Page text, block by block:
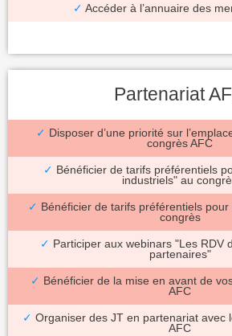
✓ Accéder à l’annuaire des
Partenariat
✓ Disposer d’une priorité sur
congrès AFC
✓ Bénéficier de tarifs préférentiels
industriels" au
✓ Bénéficier de tarifs préférentiels
congrès
✓ Participer aux webinars "Les RDV
partenaires"
✓ Bénéficier de la mise en avant de
AFC
✓ Organiser des JT en partenariat avec
AFC